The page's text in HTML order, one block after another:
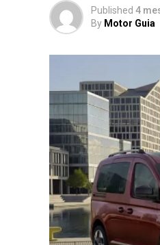
Published 4
By Motor Guia